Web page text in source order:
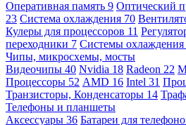
Оперативная память 9 Оптический
23 Система охлаждения 70
Кулеры для процессоров 11
переходники 7 Системы охлаждения
Чипы, микросхемы, мосты
Видеочипы 40 Nvidia 18 Radeon 22
Процессоры 52 AMD 16 Intel 31
Транзисторы, Конденсаторы 14
Телефоны и планшеты
Аксессуары 36 Батареи для